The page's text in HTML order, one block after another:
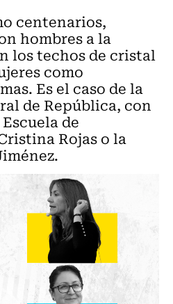
centenarios,
hombres a la
los techos de cristal
como
Es el caso de la
de República, con
de
Rojas o la